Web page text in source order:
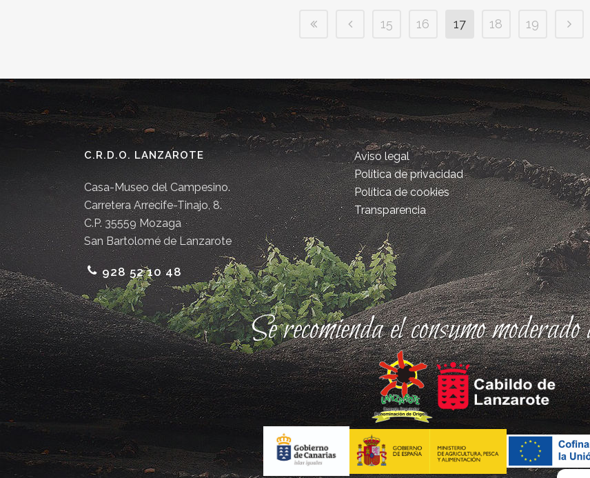
15 16 17 18 19
C.R.D.O. LANZAROTE
Casa-Museo del Campesino.
Carretera Arrecife-Tinajo, 8.
C.P. 35559 Mozaga
San Bartolomé de Lanzarote
928 52 10 48
Aviso legal
Política de privacidad
Política de cookies
Transparencia
Se recomienda el consumo